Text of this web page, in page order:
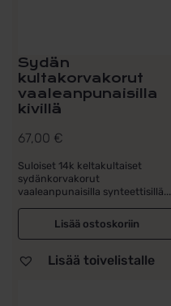
Sydän
kultakorvakorut
vaaleanpunaisilla
kivillä
67,00 €
Suloiset 14k keltakultaiset
sydänkorvakorut
vaaleanpunaisilla synteettisillä...
Lisää ostoskoriin
Lisää toivelistalle